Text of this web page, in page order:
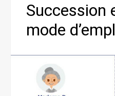
Succession
mode